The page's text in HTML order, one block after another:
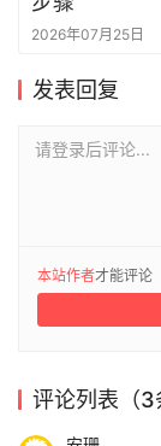
2026年07月25日
发表回复
请登录后评论...
本站作者才能评论
评论列表（3